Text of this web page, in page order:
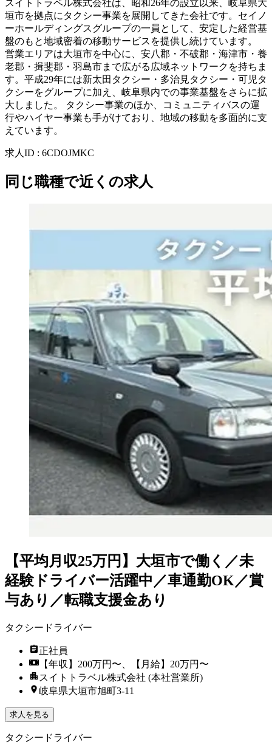
スイトトラベル株式会社は、昭和26年の設立以来、岐阜県大
垣市を拠点にタクシー事業を展開してきた会社です。セイノ
ーホールディングスグループの一員として、安定した経営基
盤のもと地域密着の移動サービスを提供し続けています。
営業エリアは大垣市を中心に、安八郡・不破郡・海津市・養
老郡・揖斐郡・羽島市まで広がる広域ネットワークを持ちま
す。平成29年には新太田タクシー・多治見タクシー・可児タ
クシーをグループに加え、岐阜県内での事業基盤をさらに拡
大しました。 タクシー事業のほか、コミュニティバスの運
行やハイヤー事業も手がけており、地域の移動を多面的に支
えています。
求人ID : 6CDOJMKC
同じ職種で近くの求人
【平均月収25万円】大垣市で働く／未
経験ドライバー活躍中／車通勤OK／賞
与あり／転職支援金あり
タクシードライバー
正社員
【年収】200万円〜、【月給】20万円〜
スイトトラベル株式会社 (本社営業所)
岐阜県大垣市旭町3-11
求人を見る
タクシードライバー